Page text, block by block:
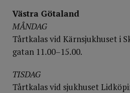
Västra Götaland
MÅNDAG
Tårtkalas vid Kärnsjukhuset i
gatan 11.00–15.00.
TISDAG
Tårtkalas vid sjukhuset